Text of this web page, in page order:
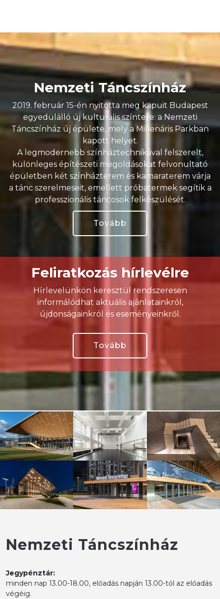
Nemzeti Táncszínház
2019. február 15-én nyitotta meg kapuit Budapest
egyedülálló új kulturális színtere: a Nemzeti
Táncszínház új épülete, mely a Millenáris Parkban
kapott helyet.
A legmodernebb színháztechnikával felszerelt,
különleges építészeti megoldásokat felvonultató
épületben két színházterem és kamaraterem várja
a tánc szerelmeseit, emellett próbatermek segítik a
professzionális táncosok felkészülését.
Tovább
Feliratkozás hírlevélre
Hírlevelünkön keresztül rendszeresen
informálódhat aktuális ajánlatainkról,
újdonságainkról és eseményeinkről.
Tovább
Nemzeti Táncszínház
Jegypénztár:
minden nap 13.00-18.00, előadás napján 13.00-tól az előadás
végéig.